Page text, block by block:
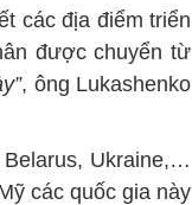
các địa điểm triển
được chuyển từ
, ông Lukashenko
Ukraine,…
các quốc gia này